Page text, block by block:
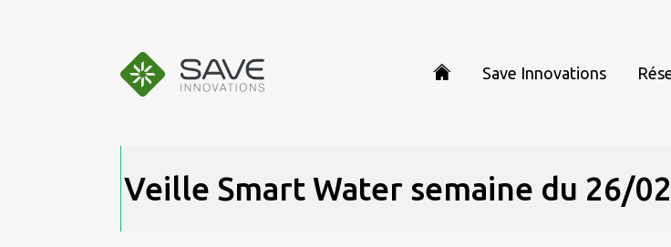
Save Innovations
Veille Smart Water semaine du 26/